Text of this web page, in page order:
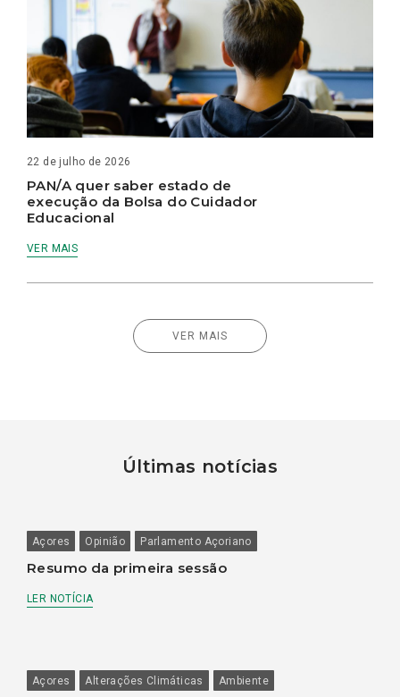
22 de julho de 2026
PAN/A quer saber estado de
execução da Bolsa do Cuidador
Educacional
VER MAIS
VER MAIS
Últimas notícias
Açores Opinião Parlamento Açoriano
Resumo da primeira sessão
LER NOTÍCIA
Açores Alterações Climáticas Ambiente